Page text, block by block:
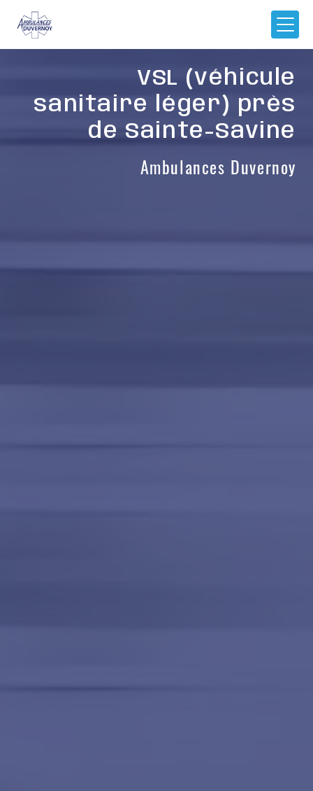
VSL (véhicule
sanitaire léger) près
de Sainte-Savine
Ambulances Duvernoy
Panneau de gestion des cookies